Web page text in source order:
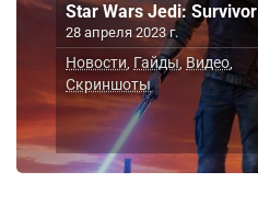
Star Wars Jedi: Survivor
28 апреля 2023 г.
Новости, Гайды,Видео,
Скриншоты